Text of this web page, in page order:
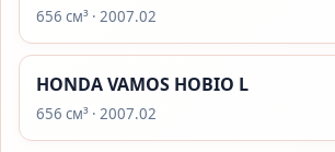
656 см³ · 2007.02
HONDA VAMOS HOBIO L
656 см³ · 2007.02